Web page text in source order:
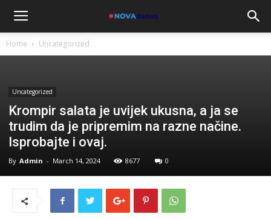
Home Uncategorized
Uncategorized
Krompir salata je uvijek ukusna, a ja se
trudim da je pripremim na razne načine.
Isprobajte i ovaj.
By Admin - March 14, 2024 8677 0